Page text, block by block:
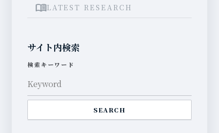
menu_bookLATEST RESEARCH
サイト内検索
検索キーワード
SEARCH